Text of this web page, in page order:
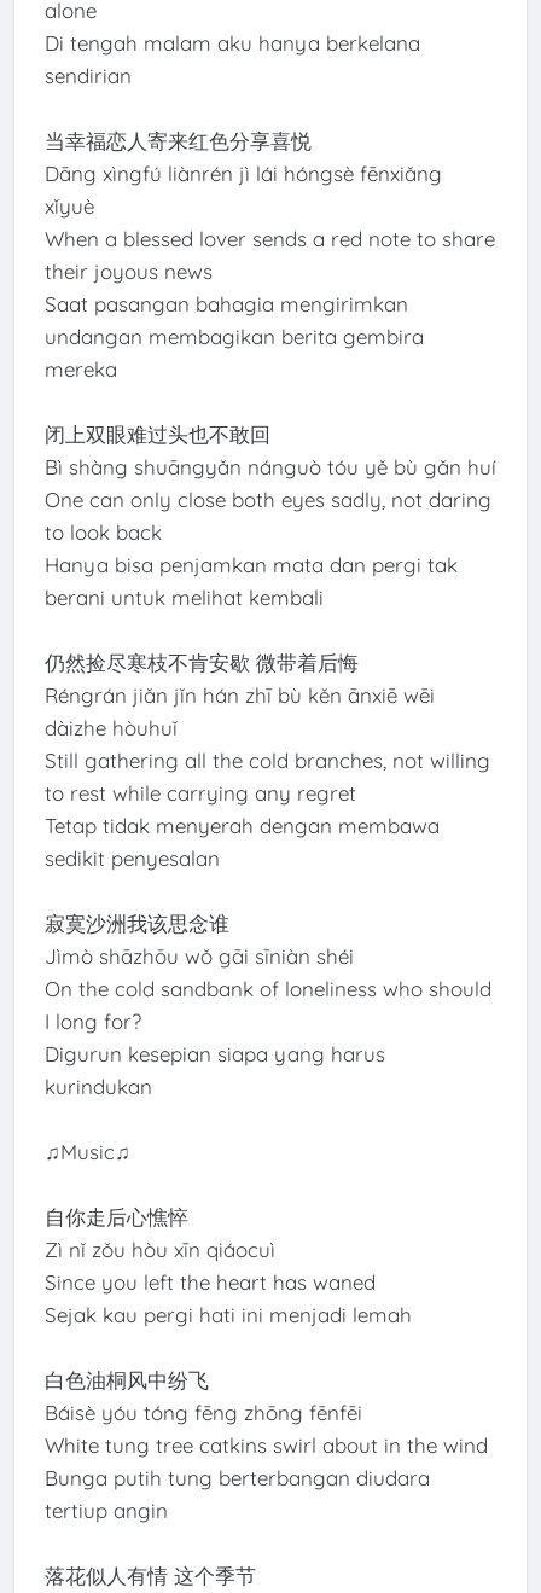
alone
Di tengah malam aku hanya berkelana
sendirian
当幸福恋人寄来红色分享喜悦
Dāng xìngfú liànrén jì lái hóngsè fēnxiǎng
xǐyuè
When a blessed lover sends a red note to share
their joyous news
Saat pasangan bahagia mengirimkan
undangan membagikan berita gembira
mereka
闭上双眼难过头也不敢回
Bì shàng shuāngyǎn nánguò tóu yě bù gǎn huí
One can only close both eyes sadly, not daring
to look back
Hanya bisa penjamkan mata dan pergi tak
berani untuk melihat kembali
仍然捡尽寒枝不肯安歇 微带着后悔
Réngrán jiǎn jǐn hán zhī bù kěn ānxiē wēi
dàizhe hòuhuǐ
Still gathering all the cold branches, not willing
to rest while carrying any regret
Tetap tidak menyerah dengan membawa
sedikit penyesalan
寂寞沙洲我该思念谁
Jìmò shāzhōu wǒ gāi sīniàn shéi
On the cold sandbank of loneliness who should
I long for?
Digurun kesepian siapa yang harus
kurindukan
♫Music♫
自你走后心憔悴
Zì nǐ zǒu hòu xīn qiáocuì
Since you left the heart has waned
Sejak kau pergi hati ini menjadi lemah
白色油桐风中纷飞
Báisè yóu tóng fēng zhōng fēnfēi
White tung tree catkins swirl about in the wind
Bunga putih tung berterbangan diudara
tertiup angin
落花似人有情 这个季节